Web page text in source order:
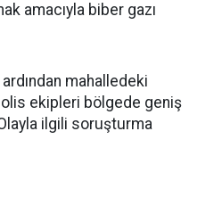
amacıyla biber gazı
mahalledeki
ekipleri bölgede geniş
ilgili soruşturma